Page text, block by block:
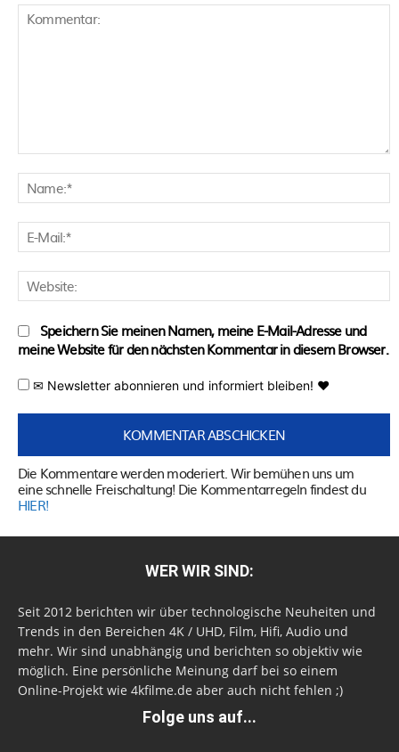
Speichern Sie meinen Namen, meine E-Mail-Adresse und
meine Website für den nächsten Kommentar in diesem Browser.
✉ Newsletter abonnieren und informiert bleiben! ♥
Die Kommentare werden moderiert. Wir bemühen uns um
eine schnelle Freischaltung! Die Kommentarregeln findest du
HIER!
WER WIR SIND:
Seit 2012 berichten wir über technologische Neuheiten und
Trends in den Bereichen 4K / UHD, Film, Hifi, Audio und
mehr. Wir sind unabhängig und berichten so objektiv wie
möglich. Eine persönliche Meinung darf bei so einem
Online-Projekt wie 4kfilme.de aber auch nicht fehlen ;)
Folge uns auf...